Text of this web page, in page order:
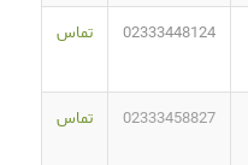
02333448124 تماس
02333458827 تماس